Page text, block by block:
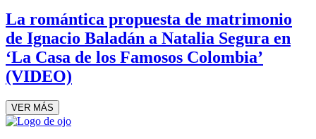
La romántica propuesta de matrimonio
de Ignacio Baladán a Natalia Segura en
‘La Casa de los Famosos Colombia’
(VIDEO)
VER MÁS